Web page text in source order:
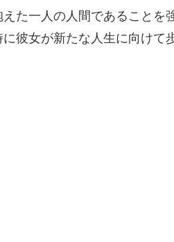
た一人の人間であることを
彼女が新たな人生に向けて